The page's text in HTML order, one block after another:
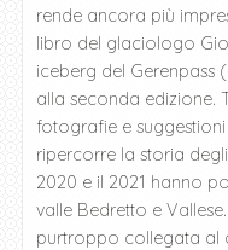
rende ancora più
libro del glaciologo
iceberg del Gerenpass
alla seconda edizione.
fotografie e
ripercorre la storia
2020 e il 2021 hanno
valle Bedretto e
purtroppo collegata al